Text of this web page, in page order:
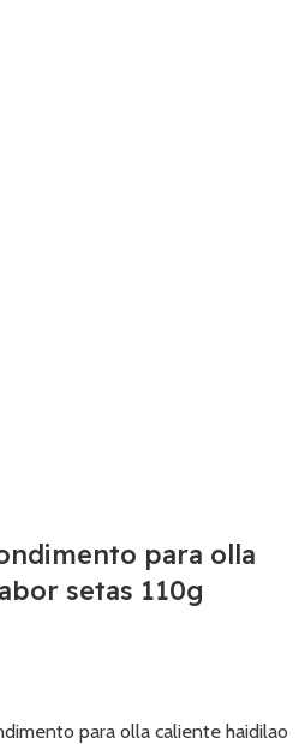
para olla
setas 110g
para olla caliente haidilao